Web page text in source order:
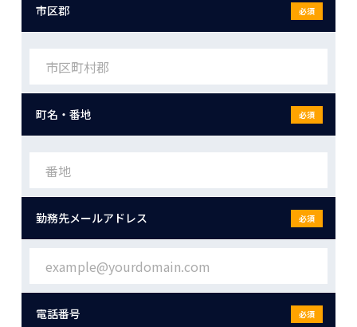
市区郡 必須
町名・番地 必須
勤務先メールアドレス 必須
電話番号 必須